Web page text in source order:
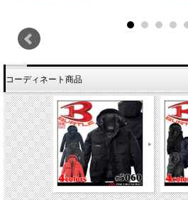
コーディネート商品